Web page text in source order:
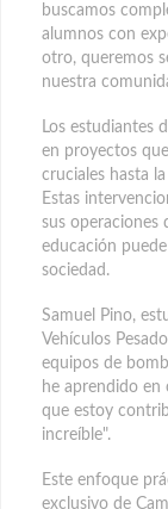
buscamos
alumnos con
otro, queremos
nuestra
Los estudiantes
en proyectos
cruciales hasta
Estas
sus operaciones
educación
sociedad.
Samuel Pino,
Vehículos
equipos de
he aprendido en
que estoy
increíble".
Este enfoque
exclusivo de